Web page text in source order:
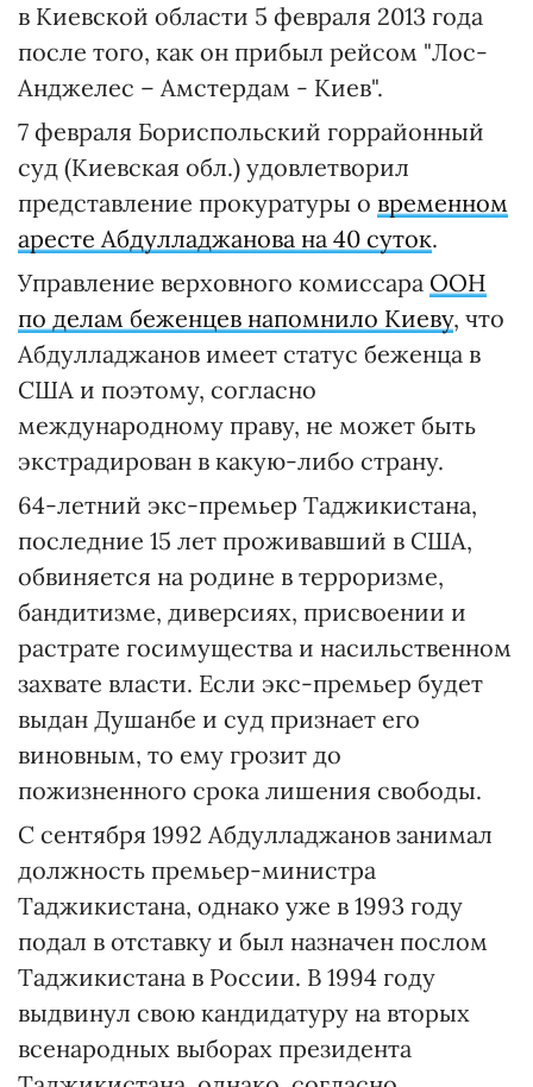
в Киевской области 5 февраля 2013 года
после того, как он прибыл рейсом "Лос-
Анджелес – Амстердам - Киев".
7 февраля Бориспольский горрайонный
суд (Киевская обл.) удовлетворил
представление прокуратуры о временном
аресте Абдулладжанова на 40 суток.
Управление верховного комиссара ООН
по делам беженцев напомнило Киеву, что
Абдулладжанов имеет статус беженца в
США и поэтому, согласно
международному праву, не может быть
экстрадирован в какую-либо страну.
64-летний экс-премьер Таджикистана,
последние 15 лет проживавший в США,
обвиняется на родине в терроризме,
бандитизме, диверсиях, присвоении и
растрате госимущества и насильственном
захвате власти. Если экс-премьер будет
выдан Душанбе и суд признает его
виновным, то ему грозит до
пожизненного срока лишения свободы.
С сентября 1992 Абдулладжанов занимал
должность премьер-министра
Таджикистана, однако уже в 1993 году
подал в отставку и был назначен послом
Таджикистана в России. В 1994 году
выдвинул свою кандидатуру на вторых
всенародных выборах президента